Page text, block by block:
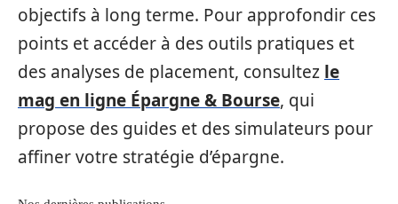
objectifs à long terme. Pour approfondir ces
points et accéder à des outils pratiques et
des analyses de placement, consultez le
mag en ligne Épargne & Bourse, qui
propose des guides et des simulateurs pour
affiner votre stratégie d’épargne.